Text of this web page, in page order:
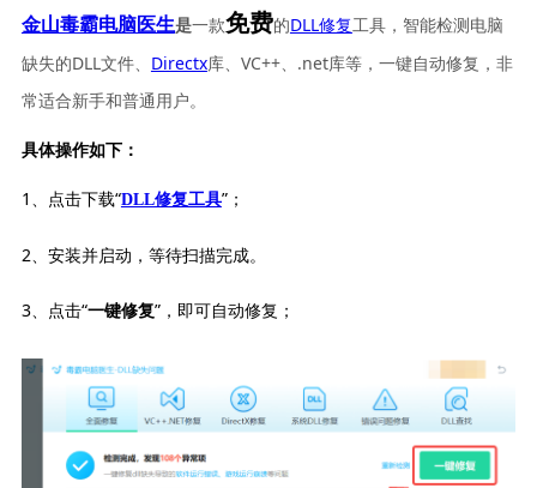
金山毒霸电脑医生是一款免费的DLL修复工具，智能检测电脑
缺失的DLL文件、 Directx库、VC++、.net库等，一键自动修复，非
常适合新手和普通用户。
具体操作如下：
1、点击下载“DLL修复工具”；
2、安装并启动，等待扫描完成。
3、点击“一键修复”，即可自动修复；